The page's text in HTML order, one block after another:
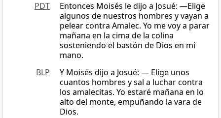
PDT
Entonces Moisés le dijo a Josué: —Elige
algunos de nuestros hombres y vayan a
pelear contra Amalec. Yo me voy a parar
mañana en la cima de la colina
sosteniendo el bastón de Dios en mi
mano.
BLP
Y Moisés dijo a Josué: — Elige unos
cuantos hombres y sal a luchar contra
los amalecitas. Yo estaré mañana en lo
alto del monte, empuñando la vara de
Dios.